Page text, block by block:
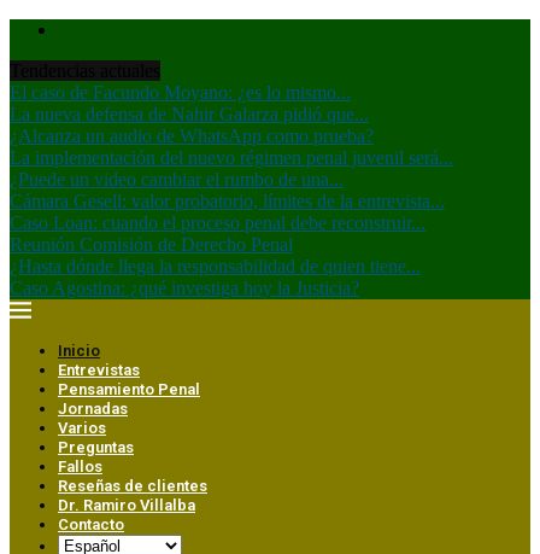
El caso de Facundo Moyano: ¿es lo mismo...
La nueva defensa de Nahir Galarza pidió que...
¿Alcanza un audio de WhatsApp como prueba?
La implementación del nuevo régimen penal juvenil será...
¿Puede un video cambiar el rumbo de una...
Cámara Gesell: valor probatorio, límites de la entrevista...
Caso Loan: cuando el proceso penal debe reconstruir...
Reunión Comisión de Derecho Penal
¿Hasta dónde llega la responsabilidad de quien tiene...
Caso Agostina: ¿qué investiga hoy la Justicia?
Inicio
Entrevistas
Pensamiento Penal
Jornadas
Varios
Preguntas
Fallos
Reseñas de clientes
Dr. Ramiro Villalba
Contacto